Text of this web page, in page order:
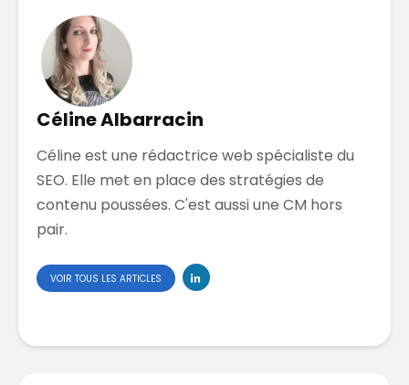
Céline Albarracin
Céline est une rédactrice web spécialiste du
SEO. Elle met en place des stratégies de
contenu poussées. C'est aussi une CM hors
pair.
VOIR TOUS LES ARTICLES